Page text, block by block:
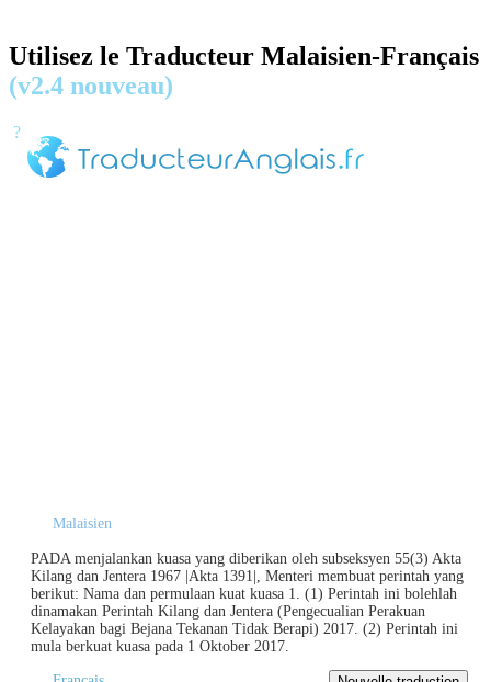
Utilisez le Traducteur Malaisien-Français
(v2.4 nouveau)
?
Malaisien
PADA menjalankan kuasa yang diberikan oleh subseksyen 55(3) Akta
Kilang dan Jentera 1967 |Akta 1391|, Menteri membuat perintah yang
berikut: Nama dan permulaan kuat kuasa 1. (1) Perintah ini bolehlah
dinamakan Perintah Kilang dan Jentera (Pengecualian Perakuan
Kelayakan bagi Bejana Tekanan Tidak Berapi) 2017. (2) Perintah ini
mula berkuat kuasa pada 1 Oktober 2017.